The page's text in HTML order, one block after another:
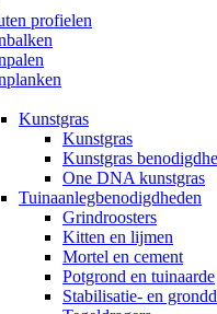
profielen
Kunstgras
Kunstgras
Kunstgras
One DNA kunstgras
Tuinaanlegbenodigdheden
Grindroosters
Kitten en lijmen
Mortel en cement
Potgrond en tuinaarde
Stabilisatie- en